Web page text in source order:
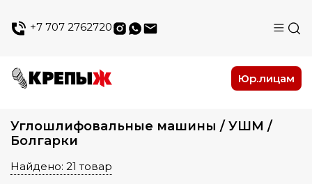
+7 707 2762720
Юр.лицам
Углошлифовальные машины / УШМ /
Болгарки
Найдено: 21 товар